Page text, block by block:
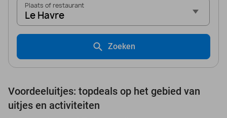
Plaats of restaurant
Le Havre
Zoeken
Voordeeluitjes: topdeals op het gebied van
uitjes en activiteiten